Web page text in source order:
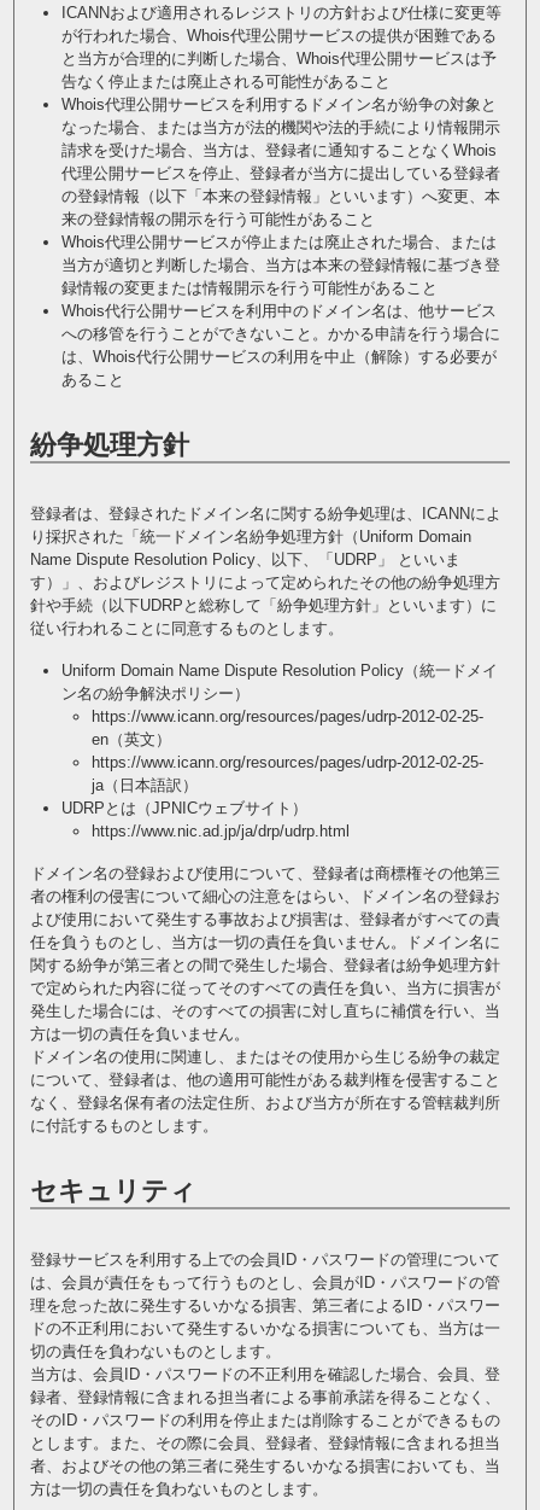
ICANNおよび適用されるレジストリの方針および仕様に変更等
が行われた場合、Whois代理公開サービスの提供が困難である
と当方が合理的に判断した場合、Whois代理公開サービスは予
告なく停止または廃止される可能性があること
Whois代理公開サービスを利用するドメイン名が紛争の対象と
なった場合、または当方が法的機関や法的手続により情報開示
請求を受けた場合、当方は、登録者に通知することなくWhois
代理公開サービスを停止、登録者が当方に提出している登録者
の登録情報（以下「本来の登録情報」といいます）へ変更、本
来の登録情報の開示を行う可能性があること
Whois代理公開サービスが停止または廃止された場合、または
当方が適切と判断した場合、当方は本来の登録情報に基づき登
録情報の変更または情報開示を行う可能性があること
Whois代行公開サービスを利用中のドメイン名は、他サービス
への移管を行うことができないこと。かかる申請を行う場合に
は、Whois代行公開サービスの利用を中止（解除）する必要が
あること
紛争処理方針
登録者は、登録されたドメイン名に関する紛争処理は、ICANNによ
り採択された「統一ドメイン名紛争処理方針（Uniform Domain
Name Dispute Resolution Policy、以下、「UDRP」 といいま
す）」、およびレジストリによって定められたその他の紛争処理方
針や手続（以下UDRPと総称して「紛争処理方針」といいます）に
従い行われることに同意するものとします。
Uniform Domain Name Dispute Resolution Policy（統一ドメイ
ン名の紛争解決ポリシー）
https://www.icann.org/resources/pages/udrp-2012-02-25-
en （英文）
https://www.icann.org/resources/pages/udrp-2012-02-25-
ja（日本語訳）
UDRPとは（JPNICウェブサイト）
https://www.nic.ad.jp/ja/drp/udrp.html
ドメイン名の登録および使用について、登録者は商標権その他第三
者の権利の侵害について細心の注意をはらい、ドメイン名の登録お
よび使用において発生する事故および損害は、登録者がすべての責
任を負うものとし、当方は一切の責任を負いません。ドメイン名に
関する紛争が第三者との間で発生した場合、登録者は紛争処理方針
で定められた内容に従ってそのすべての責任を負い、当方に損害が
発生した場合には、そのすべての損害に対し直ちに補償を行い、当
方は一切の責任を負いません。
ドメイン名の使用に関連し、またはその使用から生じる紛争の裁定
について、登録者は、他の適用可能性がある裁判権を侵害すること
なく、登録名保有者の法定住所、および当方が所在する管轄裁判所
に付託するものとします。
セキュリティ
登録サービスを利用する上での会員ID・パスワードの管理について
は、会員が責任をもって行うものとし、会員がID・パスワードの管
理を怠った故に発生するいかなる損害、第三者によるID・パスワー
ドの不正利用において発生するいかなる損害についても、当方は一
切の責任を負わないものとします。
当方は、会員ID・パスワードの不正利用を確認した場合、会員、登
録者、登録情報に含まれる担当者による事前承諾を得ることなく、
そのID・パスワードの利用を停止または削除することができるもの
とします。また、その際に会員、登録者、登録情報に含まれる担当
者、およびその他の第三者に発生するいかなる損害においても、当
方は一切の責任を負わないものとします。